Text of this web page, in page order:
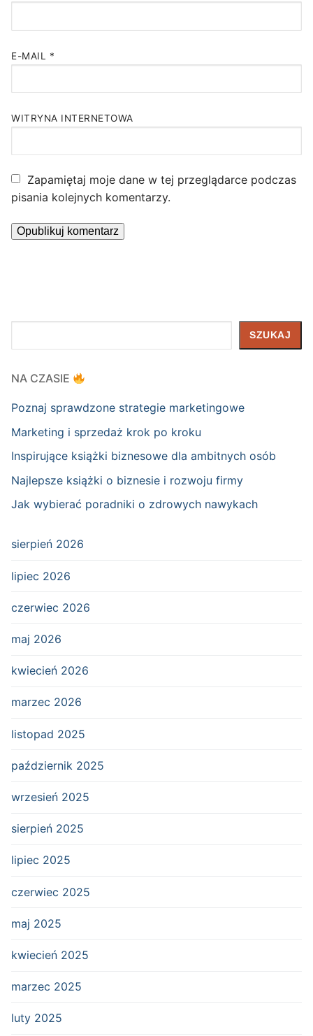
E-MAIL *
WITRYNA INTERNETOWA
Zapamiętaj moje dane w tej przeglądarce podczas
pisania kolejnych komentarzy.
SZUKAJ
NA CZASIE
Poznaj sprawdzone strategie marketingowe
Marketing i sprzedaż krok po kroku
Inspirujące książki biznesowe dla ambitnych osób
Najlepsze książki o biznesie i rozwoju firmy
Jak wybierać poradniki o zdrowych nawykach
sierpień 2026
lipiec 2026
czerwiec 2026
maj 2026
kwiecień 2026
marzec 2026
listopad 2025
październik 2025
wrzesień 2025
sierpień 2025
lipiec 2025
czerwiec 2025
maj 2025
kwiecień 2025
marzec 2025
luty 2025